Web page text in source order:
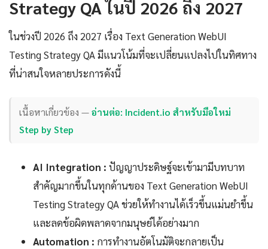
Strategy QA ในปี 2026 ถึง 2027
ในช่วงปี 2026 ถึง 2027 เรื่อง Text Generation WebUI
Testing Strategy QA มีแนวโน้มที่จะเปลี่ยนแปลงไปในทิศทาง
ที่น่าสนใจหลายประการดังนี้
เนื้อหาเกี่ยวข้อง —อ่านต่อ: Incident.io สำหรับมือใหม่
Step by Step
AI Integration : ปัญญาประดิษฐ์จะเข้ามามีบทบาท
สำคัญมากขึ้นในทุกด้านของ Text Generation WebUI
Testing Strategy QA ช่วยให้ทำงานได้เร็วขึ้นแม่นยำขึ้น
และลดข้อผิดพลาดจากมนุษย์ได้อย่างมาก
Automation : การทำงานอัตโนมัติจะกลายเป็น